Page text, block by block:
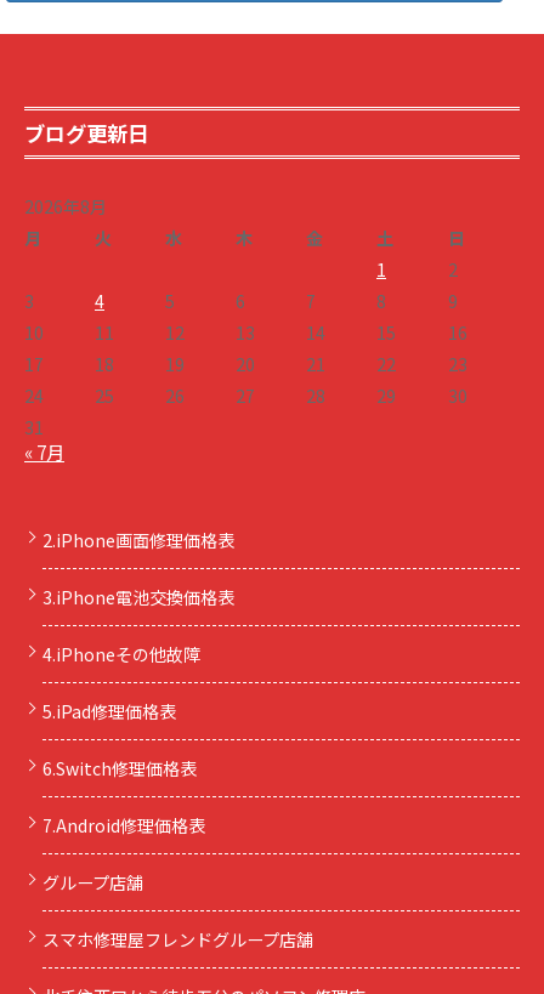
ブログ更新日
2026年8月
月
火 水 木 金 土
日
1
2
3
4 5 6 7 8
9
10
11 12 13 14 15
16
17
18 19 20 21 22
23
24
25 26 27 28 29
30
31
« 7月
2.iPhone画面修理価格表
3.iPhone電池交換価格表
4.iPhoneその他故障
5.iPad修理価格表
6.Switch修理価格表
7.Android修理価格表
グループ店舗
スマホ修理屋フレンドグループ店舗